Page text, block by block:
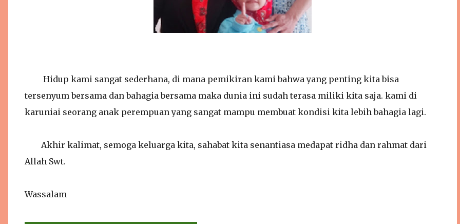
Hidup kami sangat sederhana, di mana pemikiran kami bahwa yang penting kita bisa
tersenyum bersama dan bahagia bersama maka dunia ini sudah terasa miliki kita saja. kami di
karuniai seorang anak perempuan yang sangat mampu membuat kondisi kita lebih bahagia lagi.
Akhir kalimat, semoga keluarga kita, sahabat kita senantiasa medapat ridha dan rahmat dari
Allah Swt.
Wassalam